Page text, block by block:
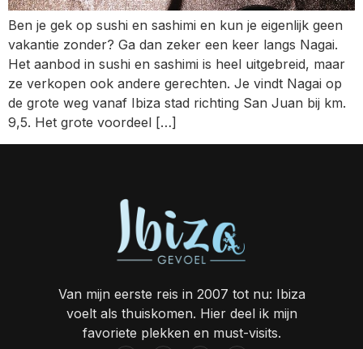
Ben je gek op sushi en sashimi en kun je eigenlijk geen
vakantie zonder? Ga dan zeker een keer langs Nagai.
Het aanbod in sushi en sashimi is heel uitgebreid, maar
ze verkopen ook andere gerechten. Je vindt Nagai op
de grote weg vanaf Ibiza stad richting San Juan bij km.
9,5. Het grote voordeel […]
Van mijn eerste reis in 2007 tot nu: Ibiza
voelt als thuiskomen. Hier deel ik mijn
favoriete plekken en must-visits.